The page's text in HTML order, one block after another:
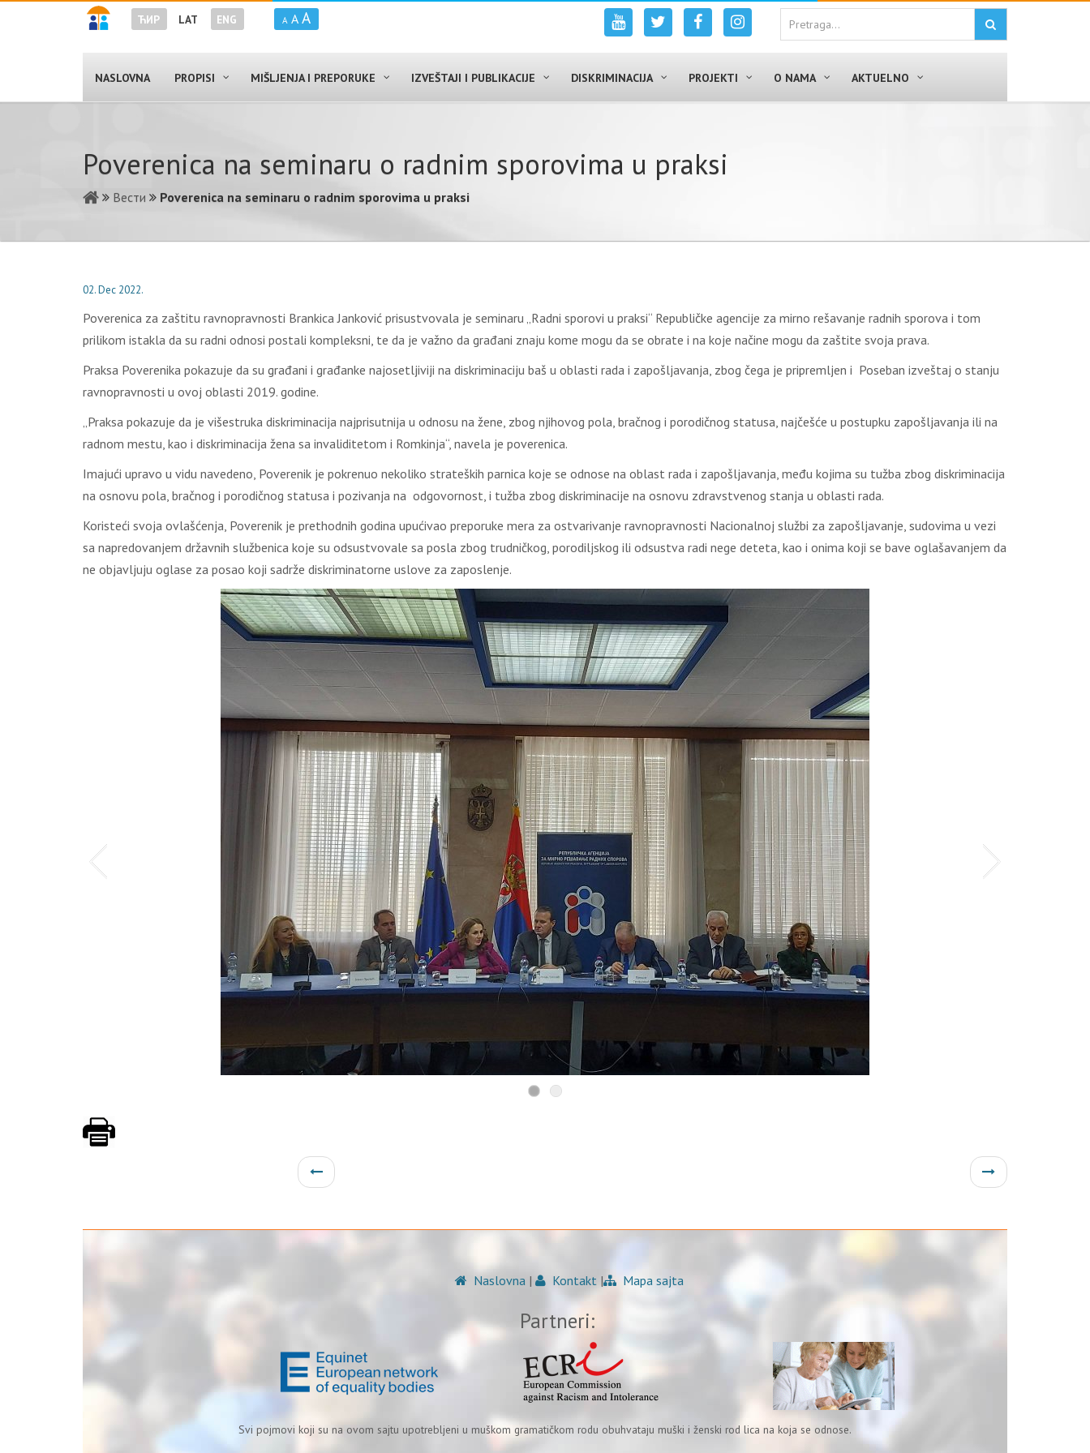
ЋИР LAT ENG A A A
NASLOVNA PROPISI MIŠLJENJA I PREPORUKE IZVEŠTAJI I PUBLIKACIJE DISKRIMINACIJA PROJEKTI O NAMA AKTUELNO
Poverenica na seminaru o radnim sporovima u praksi
Вести Poverenica na seminaru o radnim sporovima u praksi
02. Dec 2022.
Poverenica za zaštitu ravnopravnosti Brankica Janković prisustvovala je seminaru „Radni sporovi u praksi“ Republičke agencije za mirno rešavanje radnih sporova i tom
prilikom istakla da su radni odnosi postali kompleksni, te da je važno da građani znaju kome mogu da se obrate i na koje načine mogu da zaštite svoja prava.
Praksa Poverenika pokazuje da su građani i građanke najosetljiviji na diskriminaciju baš u oblasti rada i zapošljavanja, zbog čega je pripremljen i Poseban izveštaj o stanju
ravnopravnosti u ovoj oblasti 2019. godine.
„Praksa pokazuje da je višestruka diskriminacija najprisutnija u odnosu na žene, zbog njihovog pola, bračnog i porodičnog statusa, najčešće u postupku zapošljavanja ili na
radnom mestu, kao i diskriminacija žena sa invaliditetom i Romkinja“, navela je poverenica.
Imajući upravo u vidu navedeno, Poverenik je pokrenuo nekoliko strateških parnica koje se odnose na oblast rada i zapošljavanja, među kojima su tužba zbog diskriminacija
na osnovu pola, bračnog i porodičnog statusa i pozivanja na odgovornost, i tužba zbog diskriminacije na osnovu zdravstvenog stanja u oblasti rada.
Koristeći svoja ovlašćenja, Poverenik je prethodnih godina upućivao preporuke mera za ostvarivanje ravnopravnosti Nacionalnoj službi za zapošljavanje, sudovima u vezi
sa napredovanjem državnih službenica koje su odsustvovale sa posla zbog trudničkog, porodiljskog ili odsustva radi nege deteta, kao i onima koji se bave oglašavanjem da
ne objavljuju oglase za posao koji sadrže diskriminatorne uslove za zaposlenje.
Naslovna | Kontakt | Mapa sajta
Partneri:
Svi pojmovi koji su na ovom sajtu upotrebljeni u muškom gramatičkom rodu obuhvataju muški i ženski rod lica na koja se odnose.